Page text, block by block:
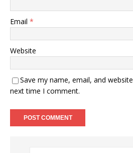
Email *
Website
Save my name, email, and
next time I comment.